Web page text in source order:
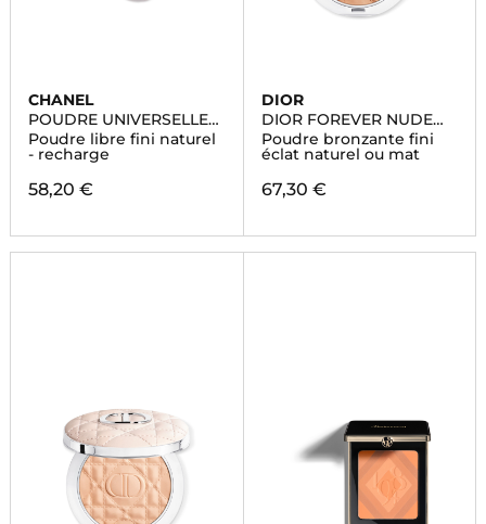
CHANEL
POUDRE UNIVERSELLE
LIBRE
Poudre libre fini naturel
- recharge
58,20 €
DIOR
DIOR FOREVER NUDE
BRONZE
Poudre bronzante fini
éclat naturel ou mat
67,30 €